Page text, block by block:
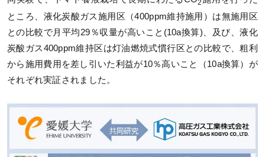
2
ところ、液化炭酸ガス施用区（400ppm維持施用）は無施用区
との比較で月平均29％収量が高いこと(10a換算)、及び、液化
炭酸ガス400ppm維持区は灯油燃焼式慣行区との比較で、粗利
から施用費用を差し引いた利益が10％高いこと（10a換算）が
それぞれ実証されました。